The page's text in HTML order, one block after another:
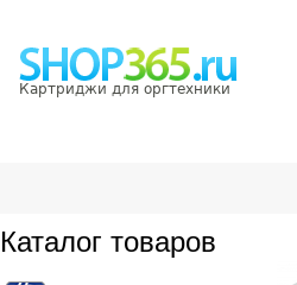
Картриджи для оргтехники
Каталог товаров